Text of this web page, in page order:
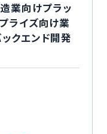
業向けプラッ
ライズ向け業
クエンド開発